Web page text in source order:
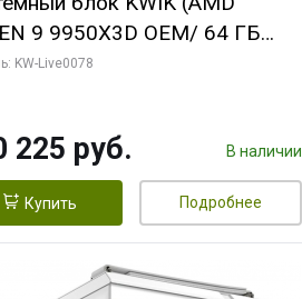
9 9950X3D OEM/ 64 ГБ
RTX5080 GAMINGPRO
KW-Live0078
225 руб. В наличии
Купить Подробнее